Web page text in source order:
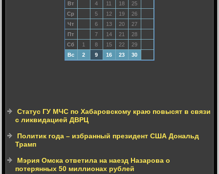
Вт
4 11 18
25
Ср
5 12 19
26
Чт
6 13 20
27
Пт
7 14 21
28
Сб
1 8 15 22
29
Вс
2 9 16 23 30
Статус ГУ МЧС по Хабаровскому краю повысят в связи
с ликвидацией ДВРЦ
Политик года – избранный президент США Дональд
Трамп
Мэрия Омска ответила на наезд Назарова о
потерянных 50 миллионах рублей